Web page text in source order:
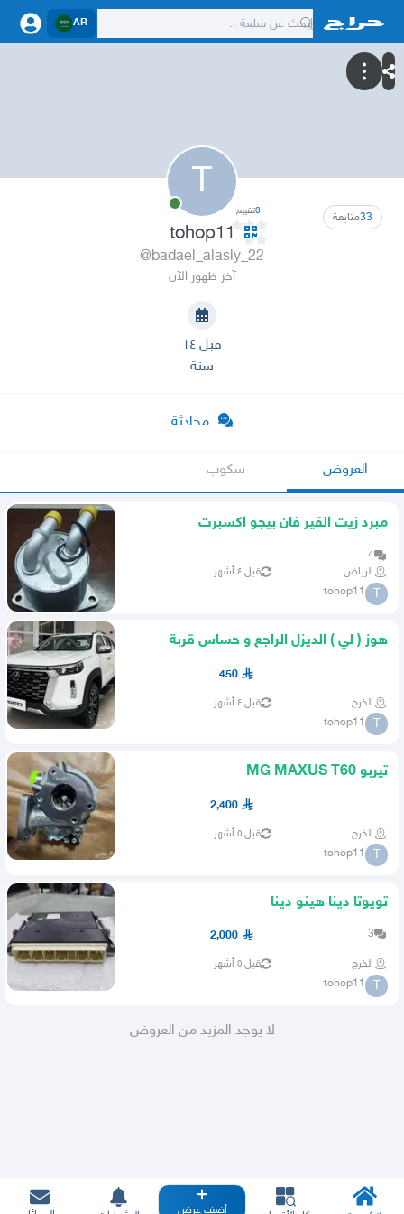
AR
T
33متابعة 0تقييم
tohop11
@badael_alasly_22
آخر ظهور الآن
قبل ١٤
سنة
محادثة
العروض سكوب
مبرد زيت القير فان بيجو اكسبرت
4
الرياض
قبل ٤ أشهر
T
tohop11
هوز ( لي ) الديزل الراجع و حساس قربة
450
الخرج قبل ٤ أشهر
T
tohop11
تيربو MG MAXUS T60
2,400
الخرج قبل ٥ أشهر
T
tohop11
تويوتا دينا هينو دينا
3
2,000
الخرج قبل ٥ أشهر
T
tohop11
لا يوجد المزيد من العروض
أضف عرض